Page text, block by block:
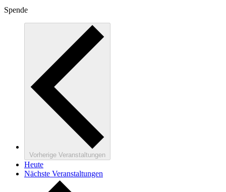
Spende
Vorherige Veranstaltungen
Heute
Nächste Veranstaltungen